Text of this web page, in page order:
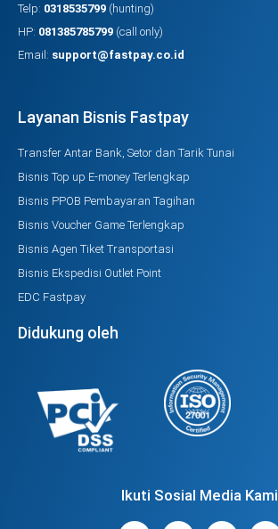
Telp: 0318535799 (hunting)
HP: 081385785799 (call only)
Email: support@fastpay.co.id
Layanan Bisnis Fastpay
Transfer Antar Bank, Setor dan Tarik Tunai
Bisnis Top up E-money Terlengkap
Bisnis PPOB Pembayaran Tagihan
Bisnis Voucher Game Terlengkap
Bisnis Agen Tiket Transportasi
Bisnis Ekspedisi Outlet Point
EDC Fastpay
Didukung oleh
Ikuti Sosial Media Kami